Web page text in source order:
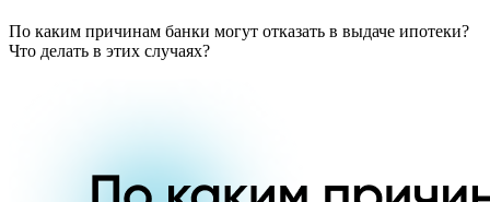
По каким причинам банки могут отказать в выдаче ипотеки?
Что делать в этих случаях?